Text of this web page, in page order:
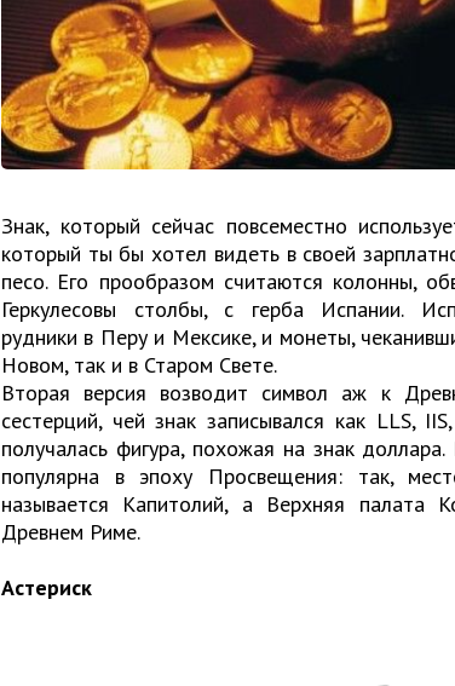
Знак, который сейчас повсеместно
который ты бы хотел видеть в своей
песо. Его прообразом считаются колонны,
Геркулесовы столбы, с герба Испании.
рудники в Перу и Мексике, и монеты,
Новом, так и в Старом Свете.
Вторая версия возводит символ аж к
сестерций, чей знак записывался как LLS,
получалась фигура, похожая на знак
популярна в эпоху Просвещения: так,
называется Капитолий, а Верхняя
Древнем Риме.
Астериск